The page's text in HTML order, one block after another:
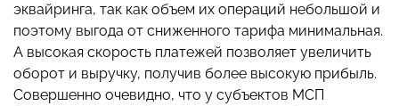
эквайринга, так как объем их операций небольшой и
поэтому выгода от сниженного тарифа минимальная.
А высокая скорость платежей позволяет увеличить
оборот и выручку, получив более высокую прибыль.
Совершенно очевидно, что у субъектов МСП